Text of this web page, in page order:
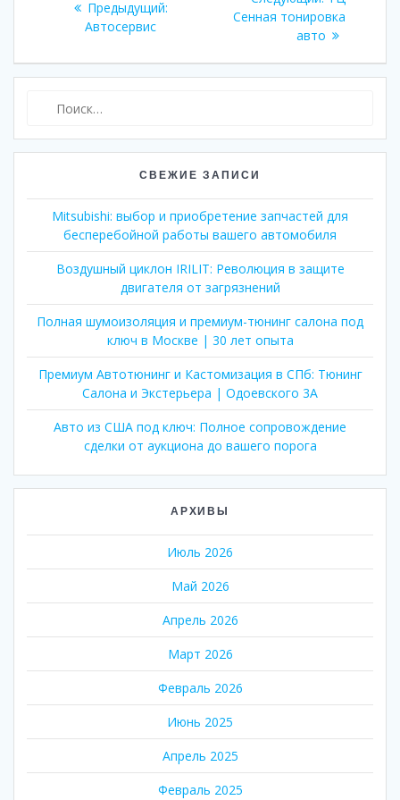
записям
Предыдущий:
Автосервис
запись:
Сенная тонировка
авто
СВЕЖИЕ ЗАПИСИ
Mitsubishi: выбор и приобретение запчастей для
бесперебойной работы вашего автомобиля
Воздушный циклон IRILIT: Революция в защите
двигателя от загрязнений
Полная шумоизоляция и премиум-тюнинг салона под
ключ в Москве | 30 лет опыта
Премиум Автотюнинг и Кастомизация в СПб: Тюнинг
Салона и Экстерьера | Одоевского 3А
Авто из США под ключ: Полное сопровождение
сделки от аукциона до вашего порога
АРХИВЫ
Июль 2026
Май 2026
Апрель 2026
Март 2026
Февраль 2026
Июнь 2025
Апрель 2025
Февраль 2025